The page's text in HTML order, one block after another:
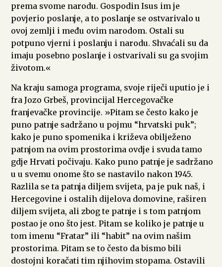
prema svome narodu. Gospodin Isus im je
povjerio poslanje, a to poslanje se ostvarivalo u
ovoj zemlji i među ovim narodom. Ostali su
potpuno vjerni i poslanju i narodu. Shvaćali su da
imaju posebno poslanje i ostvarivali su ga svojim
životom.«
Na kraju samoga programa, svoje riječi uputio je i
fra Jozo Grbeš, provincijal Hercegovačke
franjevačke provincije. »Pitam se često kako je
puno patnje sadržano u pojmu “hrvatski puk”;
kako je puno spomenika i križeva obilježeno
patnjom na ovim prostorima ovdje i svuda tamo
gdje Hrvati počivaju. Kako puno patnje je sadržano
u u svemu onome što se nastavilo nakon 1945.
Razlila se ta patnja diljem svijeta, pa je puk naš, i
Hercegovine i ostalih dijelova domovine, raširen
diljem svijeta, ali zbog te patnje i s tom patnjom
postao je ono što jest. Pitam se koliko je patnje u
tom imenu “Fratar” ili “habit” na ovim našim
prostorima. Pitam se to često da bismo bili
dostojni koračati tim njihovim stopama. Ostavili